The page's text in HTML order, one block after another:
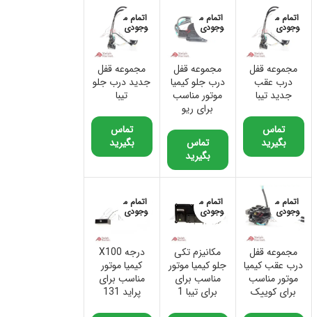
اتمام م
وجودی
مجموعه قفل
درب عقب
جدید تیبا
تماس
بگیرید
اتمام م
وجودی
مجموعه قفل
درب جلو کیمیا
موتور مناسب
برای ریو
تماس
بگیرید
اتمام م
وجودی
مجموعه قفل
جدید درب جلو
تیبا
تماس
بگیرید
اتمام م
وجودی
مجموعه قفل
درب عقب کیمیا
موتور مناسب
برای کوییک
اتمام م
وجودی
مکانیزم تکی
جلو کیمیا موتور
مناسب برای
برای تیبا 1
اتمام م
وجودی
درجه X100
کیمیا موتور
مناسب برای
پراید 131